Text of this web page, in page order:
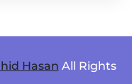
Hasan All Rights